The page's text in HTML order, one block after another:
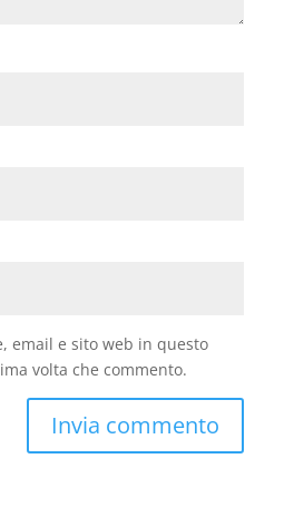
email e sito web in questo
volta che commento.